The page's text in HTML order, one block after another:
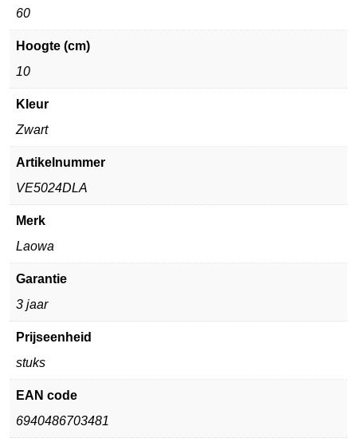
60
Hoogte (cm)
10
Kleur
Zwart
Artikelnummer
VE5024DLA
Merk
Laowa
Garantie
3 jaar
Prijseenheid
stuks
EAN code
6940486703481